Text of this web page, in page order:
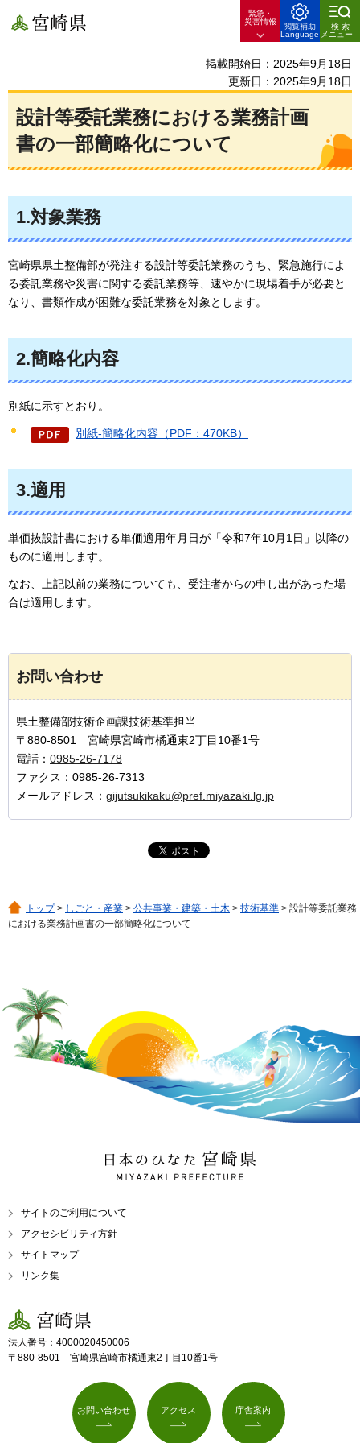
宮崎県
緊急・
災害情報
閲覧補助
Language
検索
メニュー
掲載開始日：2025年9月18日
更新日：2025年9月18日
設計等委託業務における業務計画
書の一部簡略化について
1.対象業務
宮崎県県土整備部が発注する設計等委託業務のうち、緊急施行によ
る委託業務や災害に関する委託業務等、速やかに現場着手が必要と
なり、書類作成が困難な委託業務を対象とします。
2.簡略化内容
別紙に示すとおり。
別紙-簡略化内容（PDF：470KB）
3.適用
単価抜設計書における単価適用年月日が「令和7年10月1日」以降の
ものに適用します。
なお、上記以前の業務についても、受注者からの申し出があった場
合は適用します。
お問い合わせ
県土整備部技術企画課技術基準担当
〒880-8501 宮崎県宮崎市橘通東2丁目10番1号
電話： 0985-26-7178
ファクス：0985-26-7313
メールアドレス： gijutsukikaku@pref.miyazaki.lg.jp
トップ> しごと・産業 > 公共事業・建築・土木 > 技術基準 > 設計等委託業務
における業務計画書の一部簡略化について
日本のひなた 宮崎県
MIYAZAKI PREFECTURE
サイトのご利用について
アクセシビリティ方針
サイトマップ
リンク集
宮崎県
法人番号：4000020450006
〒880-8501 宮崎県宮崎市橘通東2丁目10番1号
お問い合わせ アクセス 庁舎案内